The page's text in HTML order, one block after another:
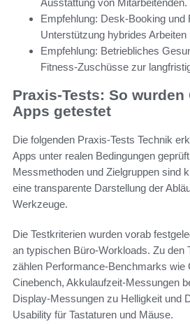
Ausstattung von Mitarbeitenden.
Empfehlung: Desk-Booking und
Unterstützung hybrides Arbeiten
Empfehlung: Betriebliches
Fitness-Zuschüsse zur
Praxis-Tests: So wurden
Apps getestet
Die folgenden Praxis-Tests Technik
Apps unter realen Bedingungen
Messmethoden und Zielgruppen sind
eine transparente Darstellung der
Werkzeuge.
Die Testkriterien wurden vorab
an typischen Büro-Workloads. Zu den
zählen Performance-Benchmarks wie
Cinebench, Akkulaufzeit-Messungen
Display-Messungen zu Helligkeit und
Usability für Tastaturen und Mäuse.